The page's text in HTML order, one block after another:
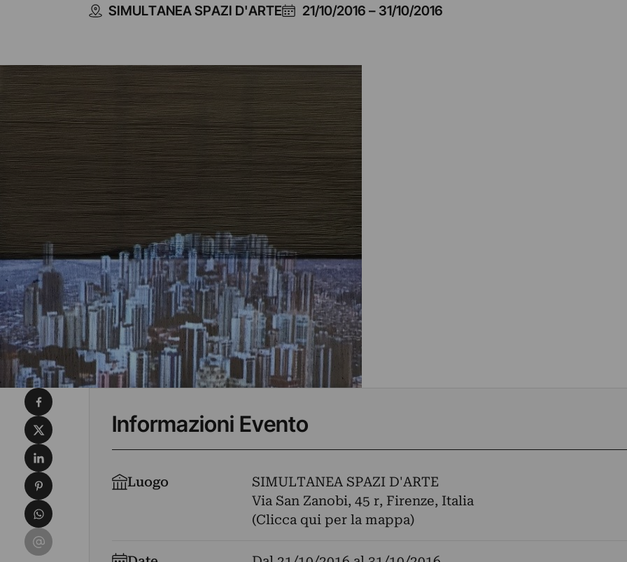
SIMULTANEA SPAZI D'ARTE 21/10/2016 – 31/10/2016
Informazioni Evento
Luogo
SIMULTANEA SPAZI D'ARTE
Via San Zanobi, 45 r, Firenze, Italia
(Clicca qui per la mappa)
Condividi su Facebook
Condividi su X
Condividi su LinkedIn
Condividi su Pinterest
Condividi su WhatsApp
Condividi su Email